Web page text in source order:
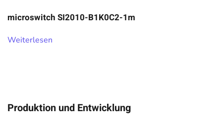
microswitch SI2010-B1K0C2-1m
Weiterlesen
Produktion und Entwicklung